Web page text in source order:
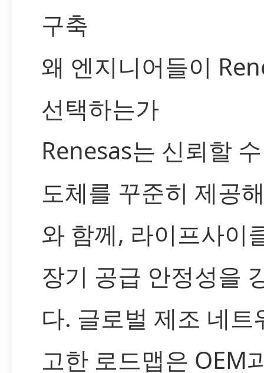
구축
왜 엔지니어들이
선택하는가
Renesas는 신뢰할
도체를 꾸준히 제공
와 함께, 라이프사이
장기 공급 안정성을
다. 글로벌 제조 네트
고한 로드맵은 OEM